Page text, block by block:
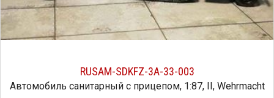
RUSAM-SDKFZ-3A-33-003
Автомобиль санитарный с прицепом, 1:87, II, Wehrmacht